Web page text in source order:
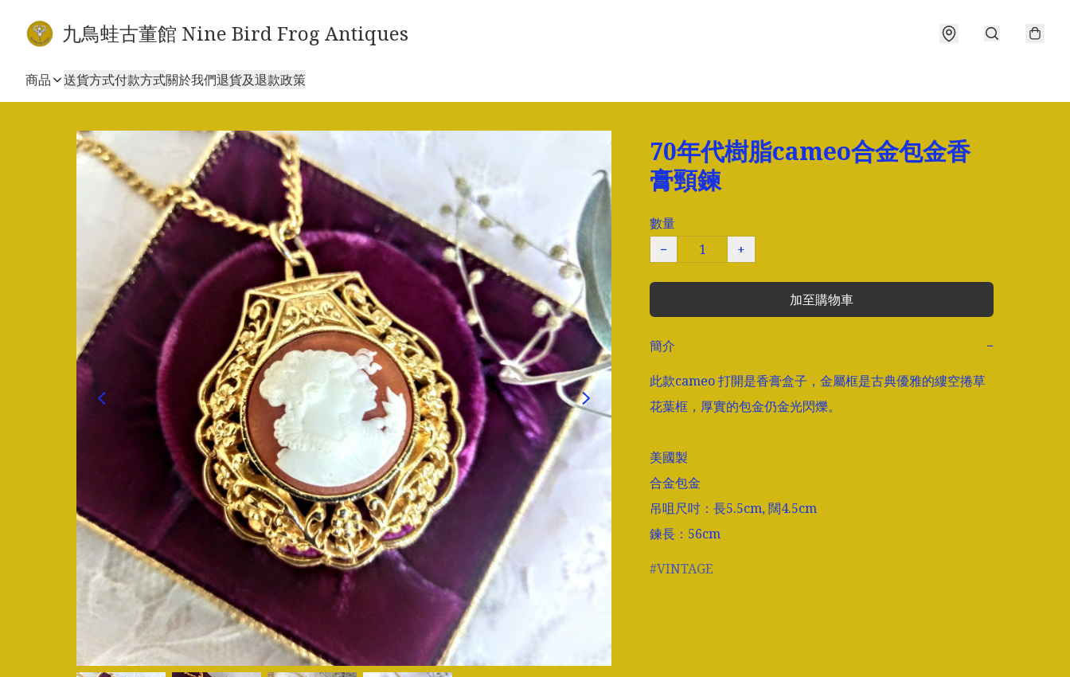
九鳥蛙古董館 Nine Bird Frog Antiques
商品 送貨方式付款方式關於我們退貨及退款政策
70年代樹脂cameo合金包金香
膏頸鍊
數量
−
+
加至購物車
簡介
−
此款cameo 打開是香膏盒子，金屬框是古典優雅的縷空捲草
花葉框，厚實的包金仍金光閃爍。
美國製
合金包金
吊咀尺吋：長5.5cm, 闊4.5cm
鍊長：56cm
VINTAGE